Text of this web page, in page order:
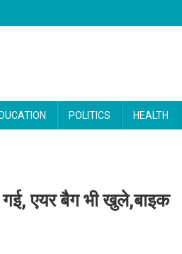
POLITICS HEALTH
एयर बैग भी खुले,बाइक